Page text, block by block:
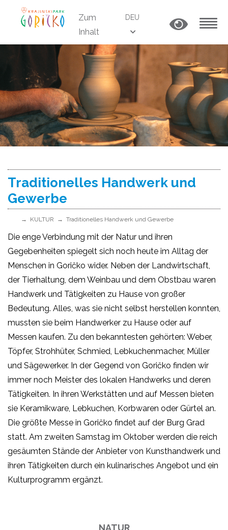
Zum
Inhalt
DEU
Traditionelles Handwerk und
Gewerbe
KULTUR Traditionelles Handwerk und Gewerbe
Die enge Verbindung mit der Natur und ihren
Gegebenheiten spiegelt sich noch heute im Alltag der
Menschen in Goričko wider. Neben der Landwirtschaft,
der Tierhaltung, dem Weinbau und dem Obstbau waren
Handwerk und Tätigkeiten zu Hause von großer
Bedeutung. Alles, was sie nicht selbst herstellen konnten,
mussten sie beim Handwerker zu Hause oder auf
Messen kaufen. Zu den bekanntesten gehörten: Weber,
Töpfer, Strohhüter, Schmied, Lebkuchenmacher, Müller
und Sägewerker. In der Gegend von Goričko finden wir
immer noch Meister des lokalen Handwerks und deren
Tätigkeiten. In ihren Werkstätten und auf Messen bieten
sie Keramikware, Lebkuchen, Korbwaren oder Gürtel an.
Die größte Messe in Goričko findet auf der Burg Grad
statt. Am zweiten Samstag im Oktober werden die reich
gesäumten Stände der Anbieter von Kunsthandwerk und
ihren Tätigkeiten durch ein kulinarisches Angebot und ein
Kulturprogramm ergänzt.
NATUR